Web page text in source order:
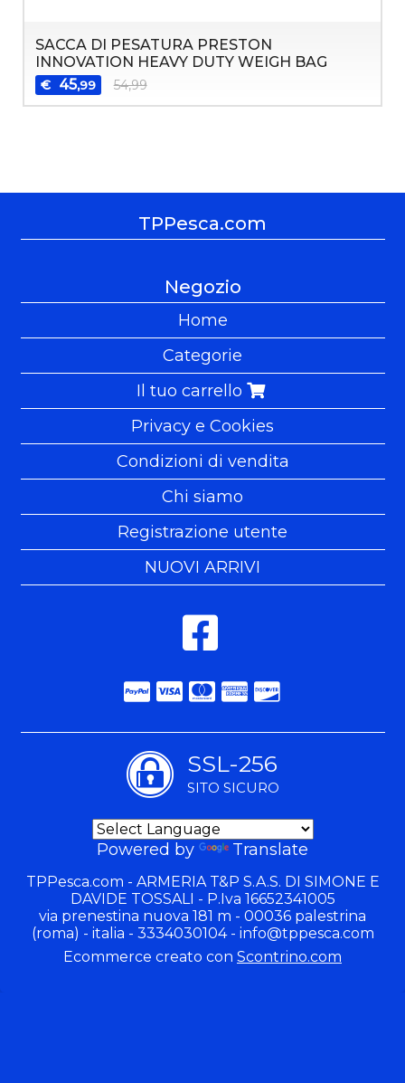
SACCA DI PESATURA PRESTON
INNOVATION HEAVY DUTY WEIGH BAG
€ 45,99 54,99
TPPesca.com
Negozio
Home
Categorie
Il tuo carrello
Privacy e Cookies
Condizioni di vendita
Chi siamo
Registrazione utente
NUOVI ARRIVI
SSL-256
SITO SICURO
Powered by Translate
TPPesca.com - ARMERIA T&P S.A.S. DI SIMONE E
DAVIDE TOSSALI - P.Iva 16652341005
via prenestina nuova 181 m - 00036 palestrina
(roma) - italia - 3334030104 - info@tppesca.com
Ecommerce creato con Scontrino.com